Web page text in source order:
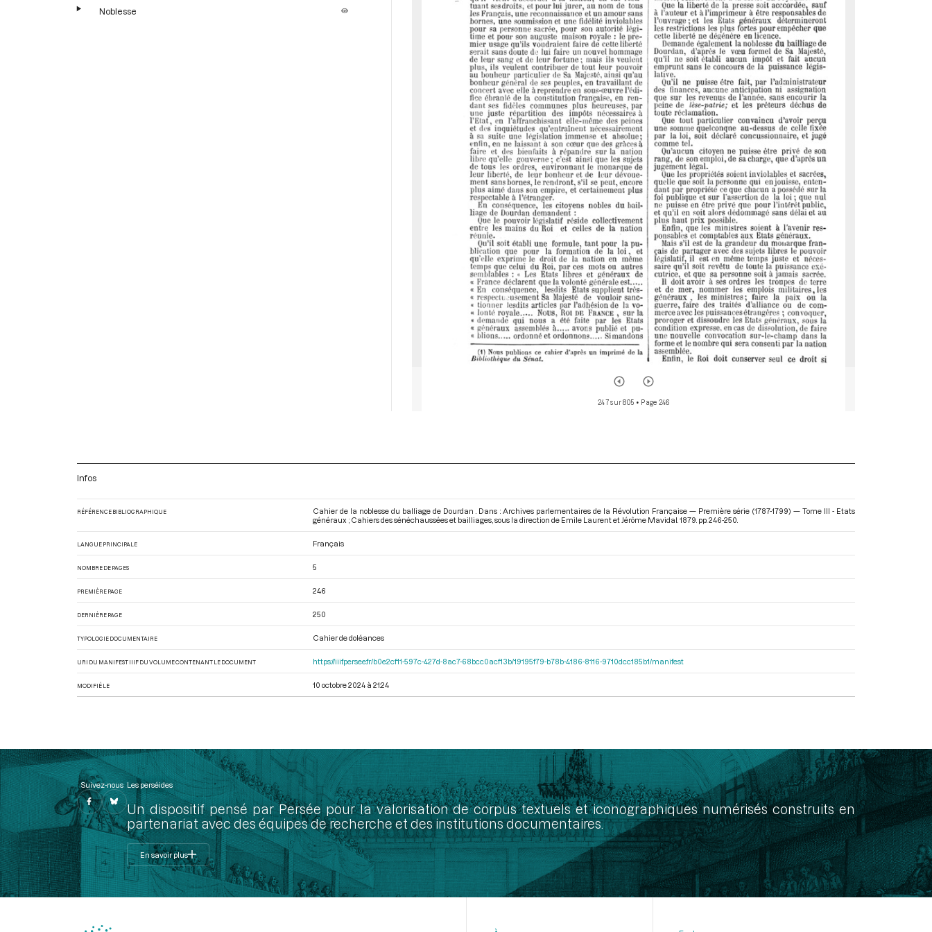
Noblesse
247 sur 805 • Page 246
Infos
RÉFÉRENCE BIBLIOGRAPHIQUE
Cahier de la noblesse du balliage de Dourdan . Dans : Archives parlementaires de la Révolution Française — Première série (1787-1799) — Tome III - Etats
généraux ; Cahiers des sénéchaussées et bailliages, sous la direction de Emile Laurent et Jérôme Mavidal. 1879. pp. 246-250.
LANGUE PRINCIPALE Français
NOMBRE DE PAGES 5
PREMIÈRE PAGE 246
DERNIÈRE PAGE 250
TYPOLOGIE DOCUMENTAIRE Cahier de doléances
URI DU MANIFEST IIIF DU VOLUME CONTENANT LE DOCUMENT https://iiif.persee.fr/b0e2cf11-597c-427d-8ac7-68bcc0acf13b/19195f79-b78b-4186-8116-9710dcc185b1/manifest
MODIFIÉ LE 10 octobre 2024 à 21:24
Suivez-nous Les perséides
Un dispositif pensé par Persée pour la valorisation de corpus textuels et iconographiques numérisés construits en
partenariat avec des équipes de recherche et des institutions documentaires.
En savoir plus